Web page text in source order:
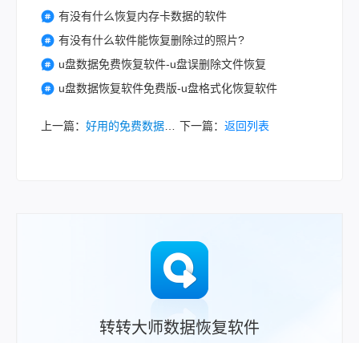
有没有什么恢复内存卡数据的软件
有没有什么软件能恢复删除过的照片?
u盘数据免费恢复软件-u盘误删除文件恢复
u盘数据恢复软件免费版-u盘格式化恢复软件
上一篇： 好用的免费数据恢复软件有哪些？10款实用工具实测！ 下一篇： 返回列表
转转大师数据恢复软件